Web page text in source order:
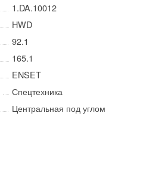
1.DA.10012
HWD
92.1
165.1
ENSET
Спецтехника
Центральная под углом